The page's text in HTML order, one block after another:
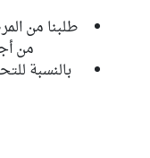
طلبنا من
من
بالنسبة